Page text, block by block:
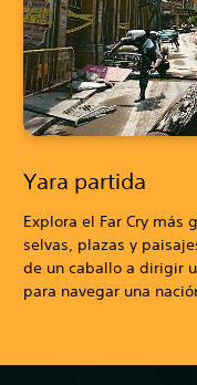
Yara partida
Explora el Far Cry más
selvas, plazas y
de un caballo a dirigir
para navegar una